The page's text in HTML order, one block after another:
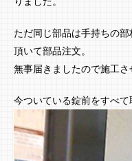
ただ同じ部品は手持ちの
頂いて部品注文。
無事届きましたので施工さ
今ついている錠前をすべて